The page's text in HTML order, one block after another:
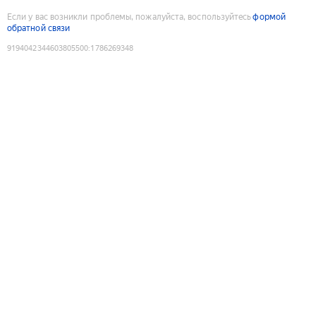
Если у вас возникли проблемы, пожалуйста, воспользуйтесьформой
обратной связи
9194042344603805500:1786269348